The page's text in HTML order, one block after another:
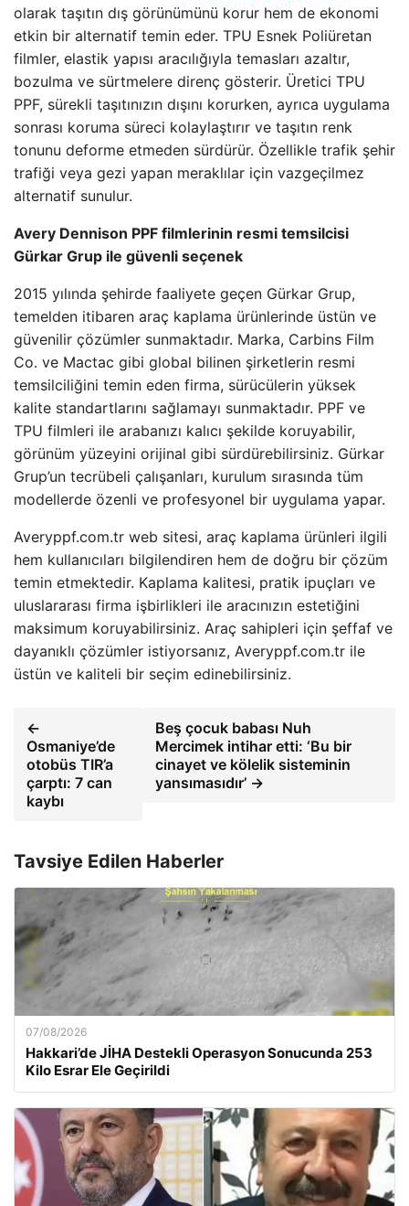
olarak taşıtın dış görünümünü korur hem de ekonomi
etkin bir alternatif temin eder. TPU Esnek Poliüretan
filmler, elastik yapısı aracılığıyla temasları azaltır,
bozulma ve sürtmelere direnç gösterir. Üretici TPU
PPF, sürekli taşıtınızın dışını korurken, ayrıca uygulama
sonrası koruma süreci kolaylaştırır ve taşıtın renk
tonunu deforme etmeden sürdürür. Özellikle trafik şehir
trafiği veya gezi yapan meraklılar için vazgeçilmez
alternatif sunulur.
Avery Dennison PPF filmlerinin resmi temsilcisi
Gürkar Grup ile güvenli seçenek
2015 yılında şehirde faaliyete geçen Gürkar Grup,
temelden itibaren araç kaplama ürünlerinde üstün ve
güvenilir çözümler sunmaktadır. Marka, Carbins Film
Co. ve Mactac gibi global bilinen şirketlerin resmi
temsilciliğini temin eden firma, sürücülerin yüksek
kalite standartlarını sağlamayı sunmaktadır. PPF ve
TPU filmleri ile arabanızı kalıcı şekilde koruyabilir,
görünüm yüzeyini orijinal gibi sürdürebilirsiniz. Gürkar
Grup’un tecrübeli çalışanları, kurulum sırasında tüm
modellerde özenli ve profesyonel bir uygulama yapar.
Averyppf.com.tr web sitesi, araç kaplama ürünleri ilgili
hem kullanıcıları bilgilendiren hem de doğru bir çözüm
temin etmektedir. Kaplama kalitesi, pratik ipuçları ve
uluslararası firma işbirlikleri ile aracınızın estetiğini
maksimum koruyabilirsiniz. Araç sahipleri için şeffaf ve
dayanıklı çözümler istiyorsanız, Averyppf.com.tr ile
üstün ve kaliteli bir seçim edinebilirsiniz.
←
Osmaniye’de
otobüs TIR’a
çarptı: 7 can
kaybı
Beş çocuk babası Nuh
Mercimek intihar etti: ‘Bu bir
cinayet ve kölelik sisteminin
yansımasıdır’ →
Tavsiye Edilen Haberler
07/08/2026
Hakkari’de JİHA Destekli Operasyon Sonucunda 253
Kilo Esrar Ele Geçirildi